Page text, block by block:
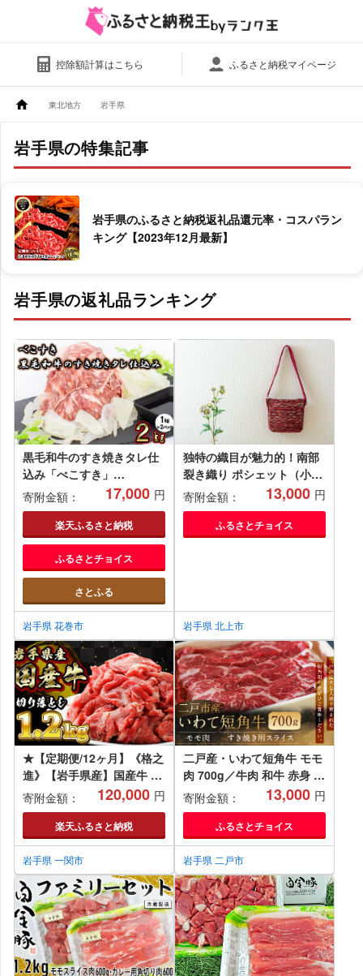
控除額計算はこちら ふるさと納税マイページ
東北地方 岩手県
岩手県の特集記事
岩手県のふるさと納税返礼品還元率・コスパラン
キング【2023年12月最新】
岩手県の返礼品ランキング
黒毛和牛のすき焼きタレ仕
込み「べこすき」
2kg（1kg×2パック）
【973】
寄附金額： 17,000 円
楽天ふるさと納税
ふるさとチョイス
さとふる
岩手県 花巻市
独特の織目が魅力的！南部
裂き織り ポシェット（小）
赤色・青色 選択可 ハンドメ
イド 手作り 裂き織 SDGs
ショルダーバッグ 肩掛けバ
ッグ 岩手県 北上市 平太房
寄附金額： 13,000 円
ふるさとチョイス
岩手県 北上市
★【定期便/12ヶ月】《格之
進》【岩手県産】国産牛 牛
肉 切り落とし(1.2kg)×12回
お届け
寄附金額： 120,000 円
楽天ふるさと納税
岩手県 一関市
二戸産・いわて短角牛 モモ
肉 700g／牛肉 和牛 赤身 国
産 冷蔵 スライス すき焼き
寄附金額： 13,000 円
ふるさとチョイス
岩手県 二戸市